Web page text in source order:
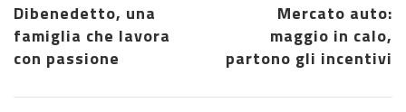
Dibenedetto, una
famiglia che lavora
con passione
Mercato auto:
maggio in calo,
partono gli incentivi